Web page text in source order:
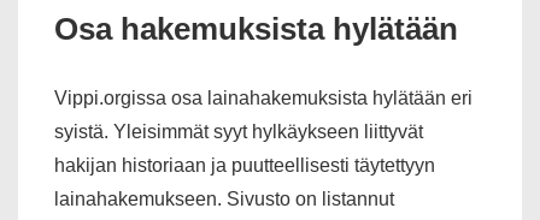
Osa hakemuksista hylätään
Vippi.orgissa osa lainahakemuksista hylätään eri
syistä. Yleisimmät syyt hylkäykseen liittyvät
hakijan historiaan ja puutteellisesti täytettyyn
lainahakemukseen. Sivusto on listannut